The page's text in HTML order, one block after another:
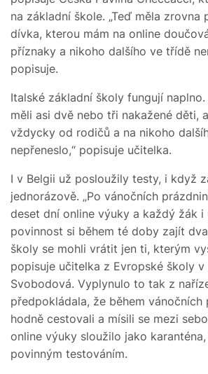
na základní škole. „Teď měla zrovna
dívka, kterou mám na online
příznaky a nikoho dalšího ve třídě
popisuje.
Italské základní školy fungují naplno.
měli asi dvě nebo tři nakažené děti,
vždycky od rodičů a na nikoho
nepřeneslo,“ popisuje učitelka.
I v Belgii už posloužily testy, i když
jednorázově. „Po vánočních
deset dní online výuky a každý žák i
povinnost si během té doby zajít
školy se mohli vrátit jen ti, kterým
popisuje učitelka z Evropské školy v
Svobodová. Vyplynulo to tak z
předpokládala, že během vánočních
hodně cestovali a mísili se mezi
online výuky sloužilo jako
povinným testováním.